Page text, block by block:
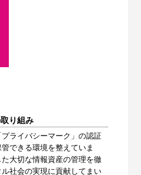
り組み
ライバシーマーク」の認証
できる環境を整えていま
大切な情報資産の管理を徹
社会の実現に貢献してまい